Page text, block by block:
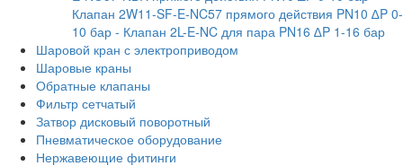
Клапан 2W11-SF-E-NC57 прямого действия PN10 ∆P 0-
10 бар - Клапан 2L-E-NC для пара PN16 ∆P 1-16 бар
Шаровой кран с электроприводом
Шаровые краны
Обратные клапаны
Фильтр сетчатый
Затвор дисковый поворотный
Пневматическое оборудование
Нержавеющие фитинги